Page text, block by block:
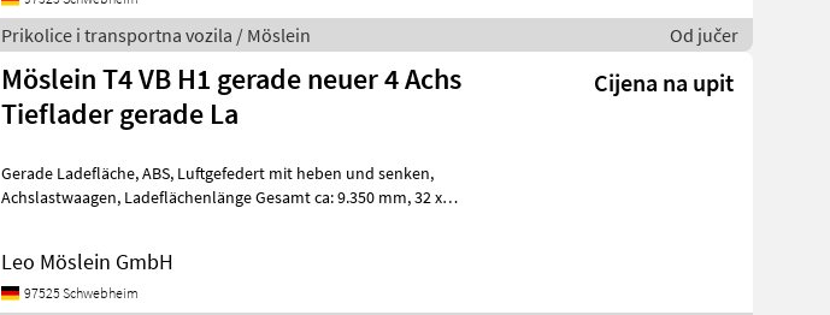
Prikolice i transportna vozila / Möslein Od jučer
Möslein T4 VB H1 gerade neuer 4 Achs
Tieflader gerade La
Cijena na upit
Gerade Ladefläche, ABS, Luftgefedert mit heben und senken,
Achslastwaagen, Ladeflächenlänge Gesamt ca: 9.350 mm, 32 x
Leo Möslein GmbH
97525 Schwebheim